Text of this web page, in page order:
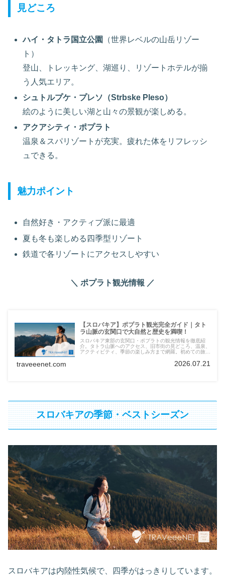
見どころ
ハイ・タトラ国立公園
（世界レベルの山岳リゾー
ト）
登山、トレッキング、湖巡り、リゾートホテルが揃
う人気エリア。
シュトルプケ・プレソ（Strbske Pleso）
絵のように美しい湖と山々の景観が楽しめる。
アクアシティ・ポプラト
温泉＆スパリゾートが充実。疲れた体をリフレッシ
ュできる。
魅力ポイント
自然好き・アクティブ派に最適
夏も冬も楽しめる四季型リゾート
鉄道で各リゾートにアクセスしやすい
＼ ポプラト観光情報 ／
【スロバキア】ポプラト観光完全ガイド｜タト
ラ山脈の玄関口で大自然と歴史を満喫！
スロバキア東部の玄関口・ポプラトの観光情報を徹底紹
介。タトラ山脈へのアクセス、旧市街の見どころ、温泉、
アクティビティ、季節の楽しみ方まで網羅。初めての旅行
traveeenet.com 2026.07.21
スロバキアの季節・ベストシーズン
スロバキアは内陸性気候で、四季がはっきりしています。